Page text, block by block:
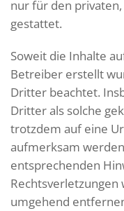
nur für den
gestattet.
Soweit die Inhalte
Betreiber erstellt
Dritter beachtet.
Dritter als solche
trotzdem auf eine
aufmerksam
entsprechenden
umgehend